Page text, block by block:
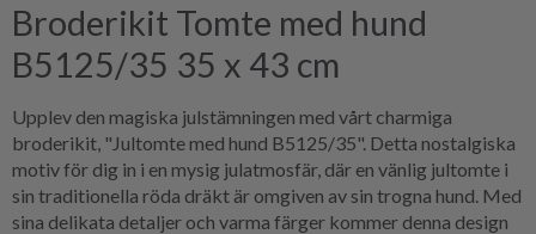
Broderikit Tomte med hund
B5125/35 35 x 43 cm
Upplev den magiska julstämningen med vårt charmiga
broderikit, "Jultomte med hund B5125/35". Detta nostalgiska
motiv för dig in i en mysig julatmosfär, där en vänlig jultomte i
sin traditionella röda dräkt är omgiven av sin trogna hund. Med
sina delikata detaljer och varma färger kommer denna design